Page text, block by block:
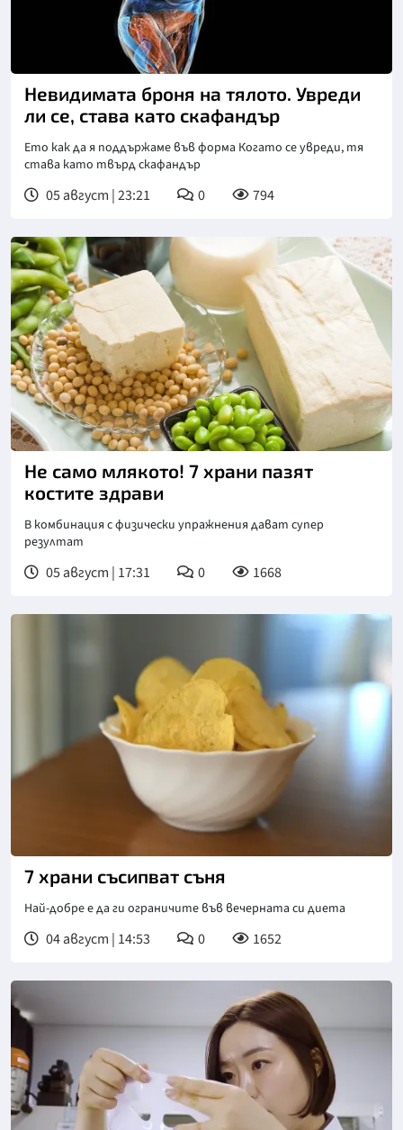
Невидимата броня на тялото. Увреди
ли се, става като скафандър
Ето как да я поддържаме във форма Когато се увреди, тя
става като твърд скафандър
05 август | 23:21 0 794
Не само млякото! 7 храни пазят
костите здрави
В комбинация с физически упражнения дават супер
резултат
05 август | 17:31 0 1668
7 храни съсипват съня
Най-добре е да ги ограничите във вечерната си диета
04 август | 14:53 0 1652